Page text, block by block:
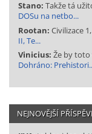
Stano: Takže tá
DOSu na netbo...
Rootan: Civilizace
II, Te...
Vinicius: Že by
Dohráno:
NEJNOVĚJŠÍ